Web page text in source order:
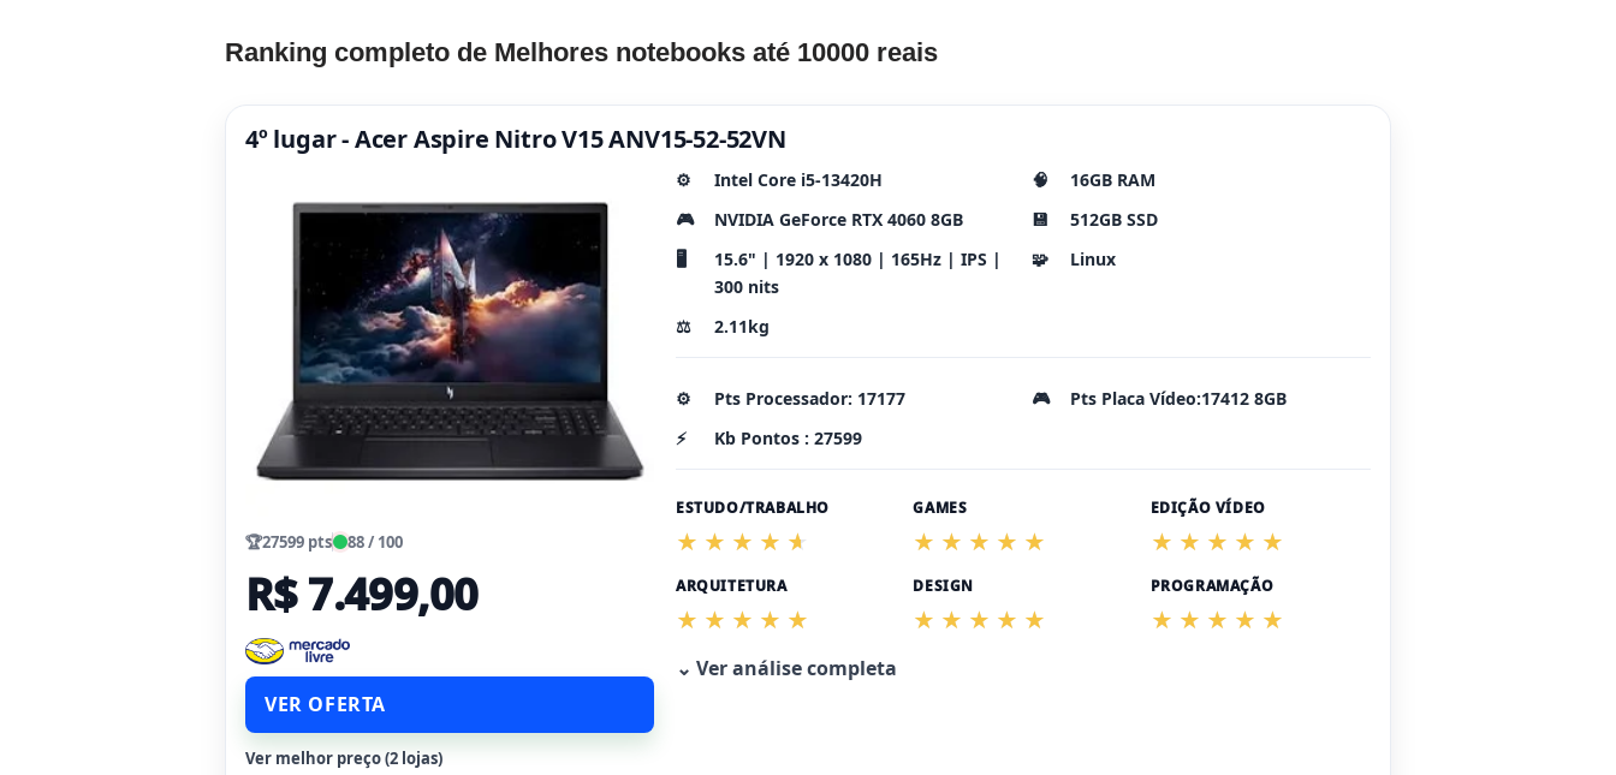
Ranking completo de Melhores notebooks até 10000 reais
4º lugar - Acer Aspire Nitro V15 ANV15-52-52VN
🏆27599 pts 88 / 100
R$ 7.499,00
VER OFERTA
Ver melhor preço (2 lojas)
⚙️ Intel Core i5-13420H 🧠
16GB RAM
🎮
NVIDIA GeForce RTX 4060 8GB 💾
512GB SSD
🖥️
15.6" | 1920 x 1080 | 165Hz | IPS |
300 nits
🧩 Linux
⚖️ 2.11kg
⚙️ Pts Processador: 17177 🎮
Pts Placa Vídeo:17412 8GB
⚡
Kb Pontos : 27599
ESTUDO/TRABALHO GAMES EDIÇÃO VÍDEO
ARQUITETURA DESIGN PROGRAMAÇÃO
⌄ Ver análise completa